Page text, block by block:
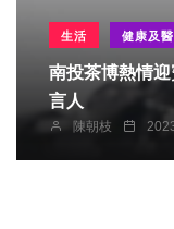
生活 健康及
南投茶博熱情
言人
陳朝枝